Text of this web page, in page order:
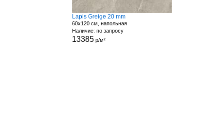
Lapis Greige 20 mm
60x120 см, напольная
Наличие: по запросу
13385 р/м²